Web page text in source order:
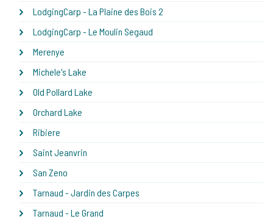
LodgingCarp - La Plaine des Bois 2
LodgingCarp - Le Moulin Segaud
Merenye
Michele's Lake
Old Pollard Lake
Orchard Lake
Ribiere
Saint Jeanvrin
San Zeno
Tarnaud - Jardin des Carpes
Tarnaud - Le Grand